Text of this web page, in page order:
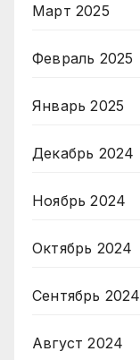
Март 2025
Февраль 2025
Январь 2025
Декабрь 2024
Ноябрь 2024
Октябрь 2024
Сентябрь 2024
Август 2024